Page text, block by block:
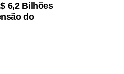
6,2 Bilhões
do